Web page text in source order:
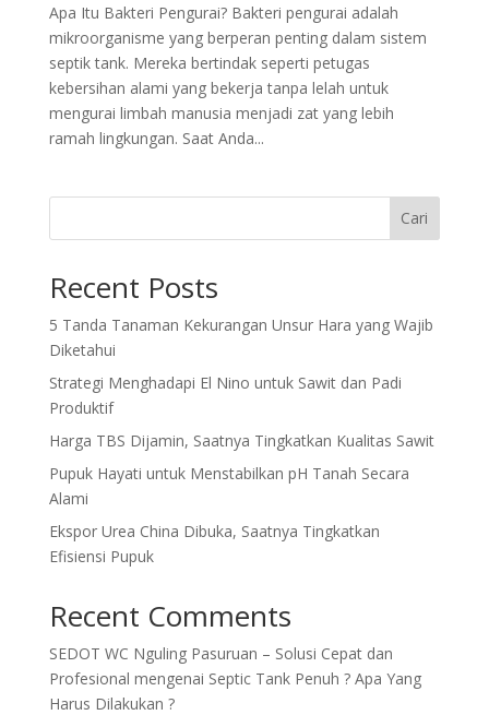
Apa Itu Bakteri Pengurai? Bakteri pengurai adalah
mikroorganisme yang berperan penting dalam sistem
septik tank. Mereka bertindak seperti petugas
kebersihan alami yang bekerja tanpa lelah untuk
mengurai limbah manusia menjadi zat yang lebih
ramah lingkungan. Saat Anda...
Cari
Recent Posts
5 Tanda Tanaman Kekurangan Unsur Hara yang Wajib
Diketahui
Strategi Menghadapi El Nino untuk Sawit dan Padi
Produktif
Harga TBS Dijamin, Saatnya Tingkatkan Kualitas Sawit
Pupuk Hayati untuk Menstabilkan pH Tanah Secara
Alami
Ekspor Urea China Dibuka, Saatnya Tingkatkan
Efisiensi Pupuk
Recent Comments
SEDOT WC Nguling Pasuruan – Solusi Cepat dan
Profesional mengenai Septic Tank Penuh ? Apa Yang
Harus Dilakukan ?